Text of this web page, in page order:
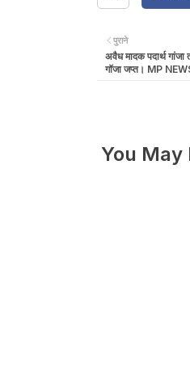
पुराने
अवैध मादक पदार्थ
गॉजा जप्त। MP
You May